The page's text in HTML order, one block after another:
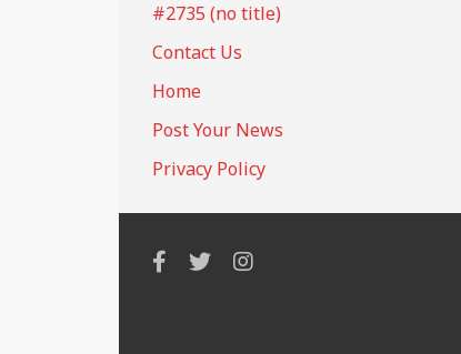
#2735 (no title)
Contact Us
Home
Post Your News
Privacy Policy